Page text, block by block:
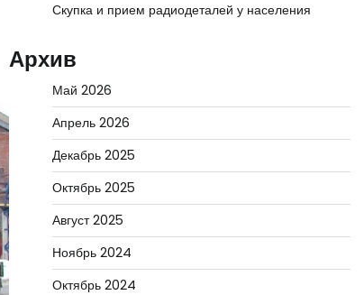
Скупка и прием радиодеталей у населения
Архив
Май 2026
Апрель 2026
Декабрь 2025
Октябрь 2025
Август 2025
Ноябрь 2024
Октябрь 2024